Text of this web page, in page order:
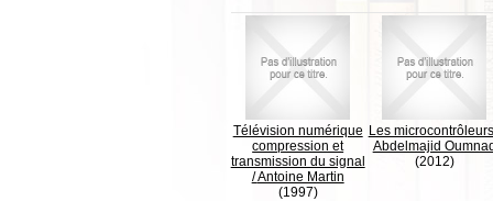
Télévision numérique
compression et
transmission du signal
/Antoine Martin
(1997)
Les microcontrôleurs
Abdelmajid
(2012)